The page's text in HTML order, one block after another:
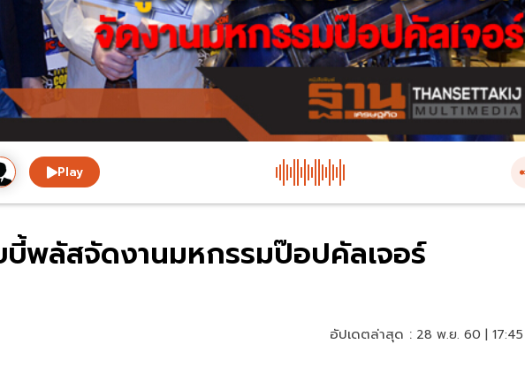
Play
พลัสจัดงานมหกรรมป๊อปคัลเจอร์
อัปเดตล่าสุด : 28 พ.ย. 60 |